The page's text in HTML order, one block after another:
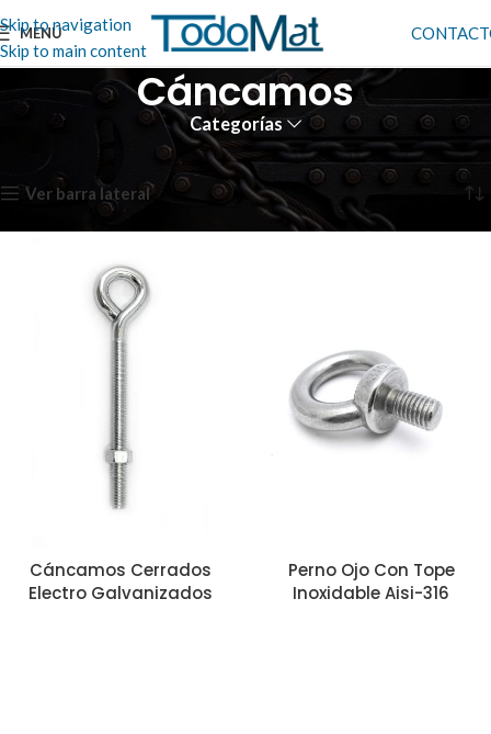
Skip to navigation
Skip to main content
MENÚ
Cáncamos
Categorías
Mostrando los 4 resultados
Ver barra lateral
Cáncamos Cerrados
Electro Galvanizados
Perno Ojo Con Tope
Inoxidable Aisi-316